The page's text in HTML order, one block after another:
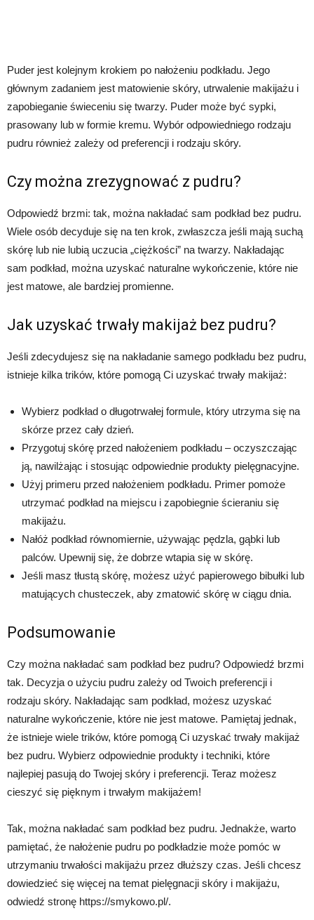
Puder jest kolejnym krokiem po nałożeniu podkładu. Jego
głównym zadaniem jest matowienie skóry, utrwalenie makijażu i
zapobieganie świeceniu się twarzy. Puder może być sypki,
prasowany lub w formie kremu. Wybór odpowiedniego rodzaju
pudru również zależy od preferencji i rodzaju skóry.
Czy można zrezygnować z pudru?
Odpowiedź brzmi: tak, można nakładać sam podkład bez pudru.
Wiele osób decyduje się na ten krok, zwłaszcza jeśli mają suchą
skórę lub nie lubią uczucia „ciężkości” na twarzy. Nakładając
sam podkład, można uzyskać naturalne wykończenie, które nie
jest matowe, ale bardziej promienne.
Jak uzyskać trwały makijaż bez pudru?
Jeśli zdecydujesz się na nakładanie samego podkładu bez pudru,
istnieje kilka trików, które pomogą Ci uzyskać trwały makijaż:
Wybierz podkład o długotrwałej formule, który utrzyma się na
skórze przez cały dzień.
Przygotuj skórę przed nałożeniem podkładu – oczyszczając
ją, nawilżając i stosując odpowiednie produkty pielęgnacyjne.
Użyj primeru przed nałożeniem podkładu. Primer pomoże
utrzymać podkład na miejscu i zapobiegnie ścieraniu się
makijażu.
Nałóż podkład równomiernie, używając pędzla, gąbki lub
palców. Upewnij się, że dobrze wtapia się w skórę.
Jeśli masz tłustą skórę, możesz użyć papierowego bibułki lub
matujących chusteczek, aby zmatowić skórę w ciągu dnia.
Podsumowanie
Czy można nakładać sam podkład bez pudru? Odpowiedź brzmi
tak. Decyzja o użyciu pudru zależy od Twoich preferencji i
rodzaju skóry. Nakładając sam podkład, możesz uzyskać
naturalne wykończenie, które nie jest matowe. Pamiętaj jednak,
że istnieje wiele trików, które pomogą Ci uzyskać trwały makijaż
bez pudru. Wybierz odpowiednie produkty i techniki, które
najlepiej pasują do Twojej skóry i preferencji. Teraz możesz
cieszyć się pięknym i trwałym makijażem!
Tak, można nakładać sam podkład bez pudru. Jednakże, warto
pamiętać, że nałożenie pudru po podkładzie może pomóc w
utrzymaniu trwałości makijażu przez dłuższy czas. Jeśli chcesz
dowiedzieć się więcej na temat pielęgnacji skóry i makijażu,
odwiedź stronę https://smykowo.pl/.